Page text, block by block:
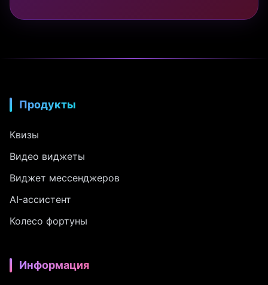
Продукты
Квизы
Видео виджеты
Виджет мессенджеров
AI-ассистент
Колесо фортуны
Информация